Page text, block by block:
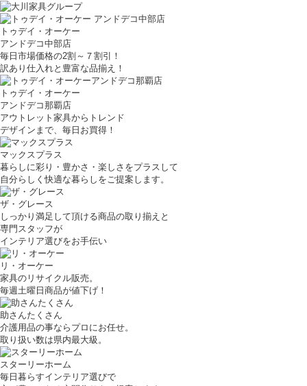
トゥデイ・オーケー
アンドデコ中部店
毎日市場価格の2割～７割引！
訳あり仕入れと豊富な品揃え！
トゥデイ・オーケー
アンドデコ那覇店
アウトレット家具からトレンド
デザインまで、毎日お買得！
マックスプラス
暮らしに彩り・豊かさ・楽しさをプラスして
自分らしく快適な暮らしをご提案します。
ザ・グレース
しっかり満足して頂ける商品の取り揃えと
専門スタッフが
インテリア選びをお手伝い
リ・オーケー
家具のリサイクル販売。
毎週土曜日商品が値下げ！
助さんたくさん
介護用品の事ならプロにお任せ。
取り扱い数は県内最大級。
スターリーホーム
毎日暮らすインテリア選びで